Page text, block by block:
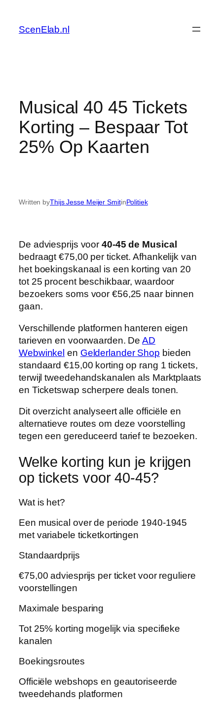
content
ScenElab.nl
Musical 40 45 Tickets
Korting – Bespaar Tot
25% Op Kaarten
Written byThijs Jesse Meijer SmitinPolitiek
De adviesprijs voor 40-45 de Musical
bedraagt €75,00 per ticket. Afhankelijk van
het boekingskanaal is een korting van 20
tot 25 procent beschikbaar, waardoor
bezoekers soms voor €56,25 naar binnen
gaan.
Verschillende platformen hanteren eigen
tarieven en voorwaarden. DeAD
Webwinkel en Gelderlander Shop bieden
standaard €15,00 korting op rang 1 tickets,
terwijl tweedehandskanalen als Marktplaats
en Ticketswap scherpere deals tonen.
Dit overzicht analyseert alle officiële en
alternatieve routes om deze voorstelling
tegen een gereduceerd tarief te bezoeken.
Welke korting kun je krijgen
op tickets voor 40-45?
Wat is het?
Een musical over de periode 1940-1945
met variabele ticketkortingen
Standaardprijs
€75,00 adviesprijs per ticket voor reguliere
voorstellingen
Maximale besparing
Tot 25% korting mogelijk via specifieke
kanalen
Boekingsroutes
Officiële webshops en geautoriseerde
tweedehands platformen